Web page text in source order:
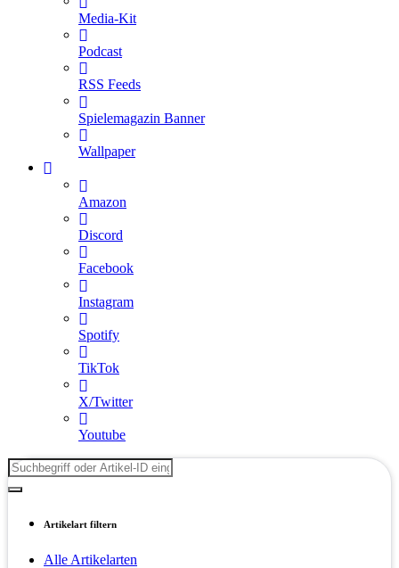
Media-Kit
Podcast
RSS Feeds
Spielemagazin Banner
Wallpaper
Amazon
Discord
Facebook
Instagram
Spotify
TikTok
X/Twitter
Youtube
Artikelart filtern
Alle Artikelarten